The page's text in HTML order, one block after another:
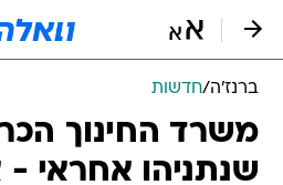
ברנז'ה/חדשות
משרד החינוך
שנתניהו אחראי -